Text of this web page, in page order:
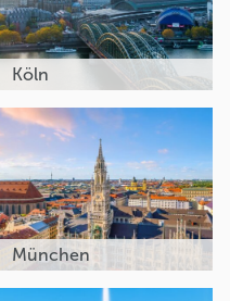
Köln
München